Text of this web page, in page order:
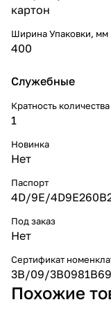
картон
Ширина Упаковки, мм
400
Служебные
Кратность
1
Новинка
Нет
Паспорт
4D/9E/
Под заказ
Нет
Сертификат
3B/09/
Похожие